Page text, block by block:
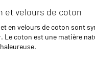
et velours de coton
en velours de coton sont
Le coton est une matière